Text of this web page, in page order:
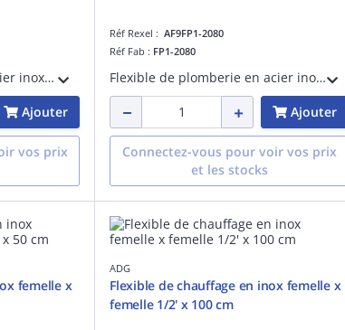
Flexible de sanitaire en acier inoxydable - PN 8 - fourni avec une patte d'accroche - femelle x femelle 1/2' - longueur de 50 cm
Ajouter
vos prix
Réf Rexel : AF9FP1-2080
Réf Fab : FP1-2080
Flexible de plomberie en acier inoxydable - PN 10 - fourni avec une patte d'accroche - femelle x femelle 3/4' - longueur de 80 cm
Ajouter
Connectez-vous pour voir vos prix
et les stocks
femelle x
ADG
Flexible de chauffage en inox femelle x
femelle 1/2' x 100 cm